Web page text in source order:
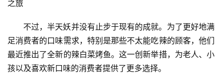
不过，半天妖并没有止步于现有的成就。为了更好地满
足消费者的口味需求，特别是那些不太能吃辣的顾客，他们
最近推出了全新的辣白菜烤鱼。这一创新举措，为老人、小
孩以及喜欢新口味的消费者提供了更多选择。